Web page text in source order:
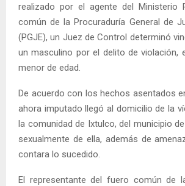
realizado por el agente del Ministerio
común de la Procuraduría General de
(PGJE), un Juez de Control determinó
un masculino por el delito de violación,
menor de edad.
De acuerdo con los hechos asentados
ahora imputado llegó al domicilio de la
la comunidad de Ixtulco, del municipio
sexualmente de ella, además de
contara lo sucedido.
El representante del fuero común de